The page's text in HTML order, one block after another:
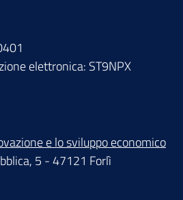
elettronica: ST9NPX
e lo sviluppo economico
5 - 47121 Forlì